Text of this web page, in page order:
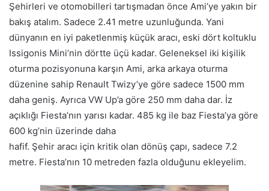
Şehirleri ve otomobilleri tartışmadan önce Ami’ye yakın bir
bakış atalım. Sadece 2.41 metre uzunluğunda. Yani
dünyanın en iyi paketlenmiş küçük aracı, eski dört koltuklu
Issigonis Mini’nin dörtte üçü kadar. Geleneksel iki kişilik
oturma pozisyonuna karşın Ami, arka arkaya oturma
düzenine sahip Renault Twizy’ye göre sadece 1500 mm
daha geniş. Ayrıca VW Up’a göre 250 mm daha dar. İz
açıklığı Fiesta’nın yarısı kadar. 485 kg ile baz Fiesta’ya göre
600 kg’nin üzerinde daha
hafif. Şehir aracı için kritik olan dönüş çapı, sadece 7.2
metre. Fiesta’nın 10 metreden fazla olduğunu ekleyelim.